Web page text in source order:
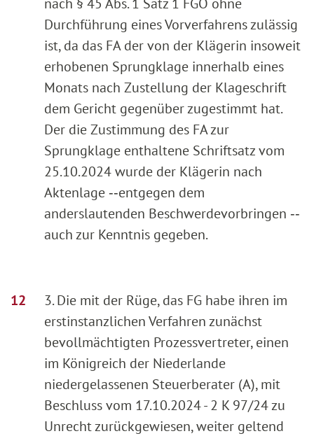
Durchführung eines Vorverfahrens zulässig
ist, da das FA der von der Klägerin insoweit
erhobenen Sprungklage innerhalb eines
Monats nach Zustellung der Klageschrift
dem Gericht gegenüber zugestimmt hat.
Der die Zustimmung des FA zur
Sprungklage enthaltene Schriftsatz vom
25.10.2024 wurde der Klägerin nach
Aktenlage ‑‑entgegen dem
anderslautenden Beschwerdevorbringen ‑‑
auch zur Kenntnis gegeben.
3. Die mit der Rüge, das FG habe ihren im
erstinstanzlichen Verfahren zunächst
bevollmächtigten Prozessvertreter, einen
im Königreich der Niederlande
niedergelassenen Steuerberater (A), mit
Beschluss vom 17.10.2024 - 2 K 97/24 zu
Unrecht zurückgewiesen, weiter geltend